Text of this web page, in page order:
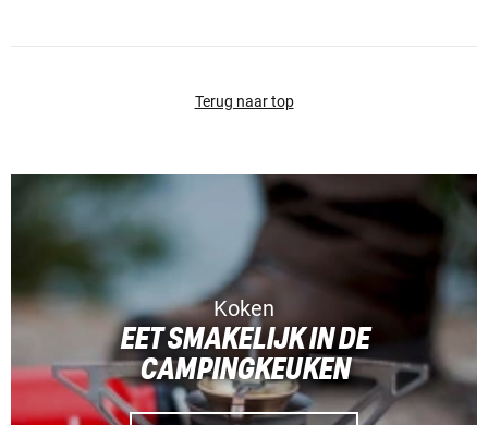
Terug naar top
Koken
EET SMAKELIJK IN DE
CAMPINGKEUKEN